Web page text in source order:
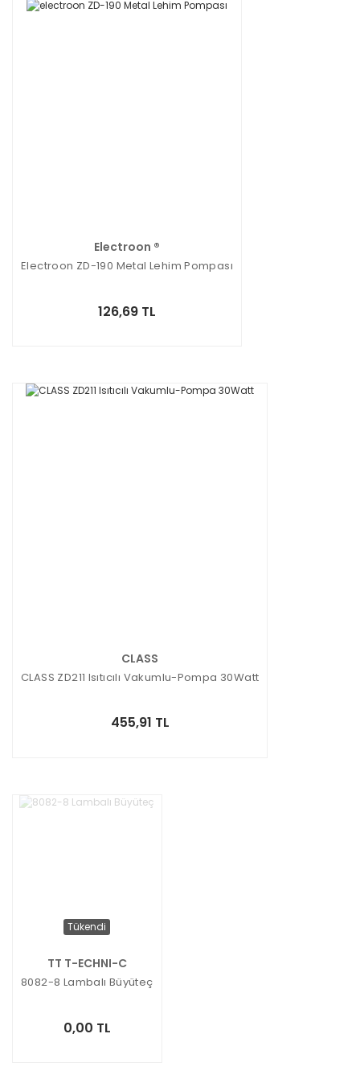
Electroon ®
Electroon ZD-190 Metal Lehim Pompası
126,69 TL
CLASS
CLASS ZD211 Isıtıcılı Vakumlu-Pompa 30Watt
455,91 TL
Tükendi
TT T-ECHNI-C
8082-8 Lambalı Büyüteç
0,00 TL